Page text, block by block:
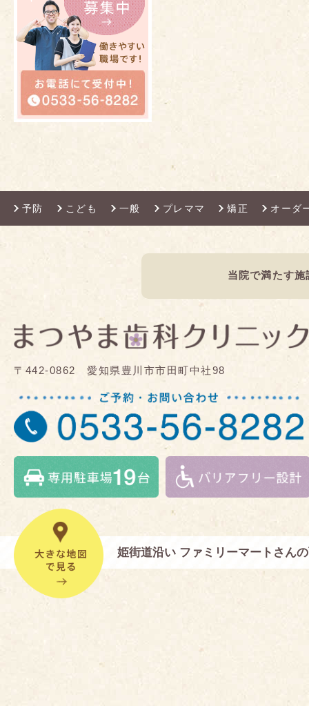
予防 こども 一般 プレママ 矯正 オーダ
当院で満たす
〒442-0862 愛知県豊川市市田町中社98
姫街道沿い ファミリーマートさん